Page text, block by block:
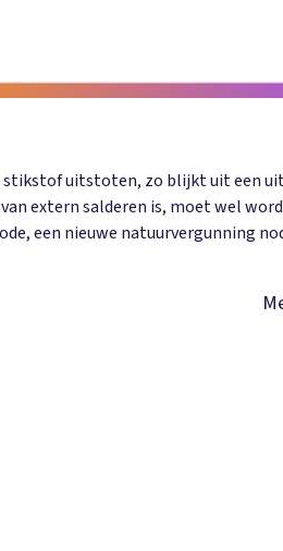
uitstoten, zo blijkt uit een
extern salderen is, moet wel
een nieuwe natuurvergunning